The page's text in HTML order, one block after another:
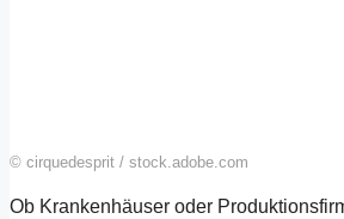
© cirquedesprit / stock.adobe.com
Ob Krankenhäuser oder